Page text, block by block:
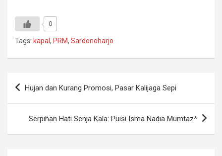
0
Tags: kapal , PRM, Sardonoharjo
Navigasi
pos
Hujan dan Kurang Promosi, Pasar Kalijaga Sepi
Serpihan Hati Senja Kala: Puisi Isma Nadia Mumtaz*